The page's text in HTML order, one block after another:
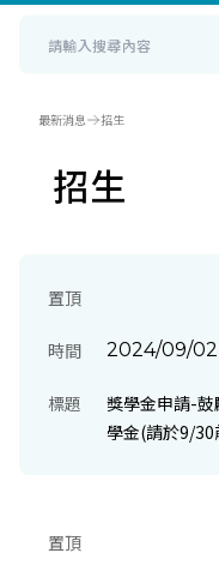
最新消息 招生
招生
置頂
時間 2024/09/02
標題
獎學金申請-
學金(請於9/
置頂